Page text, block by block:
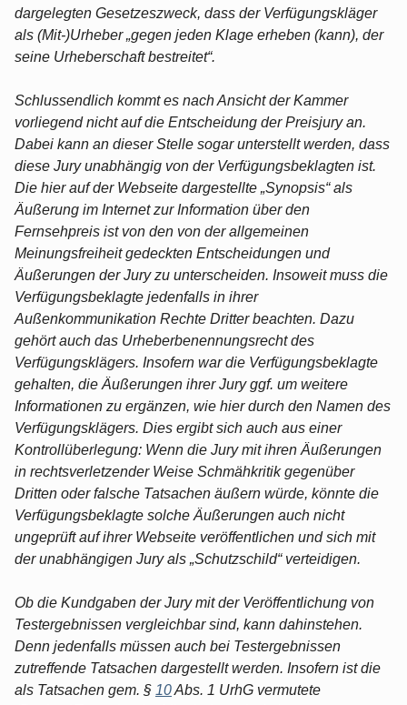
dargelegten Gesetzeszweck, dass der Verfügungskläger
als (Mit-)Urheber „gegen jeden Klage erheben (kann), der
seine Urheberschaft bestreitet“.
Schlussendlich kommt es nach Ansicht der Kammer
vorliegend nicht auf die Entscheidung der Preisjury an.
Dabei kann an dieser Stelle sogar unterstellt werden, dass
diese Jury unabhängig von der Verfügungsbeklagten ist.
Die hier auf der Webseite dargestellte „Synopsis“ als
Äußerung im Internet zur Information über den
Fernsehpreis ist von den von der allgemeinen
Meinungsfreiheit gedeckten Entscheidungen und
Äußerungen der Jury zu unterscheiden. Insoweit muss die
Verfügungsbeklagte jedenfalls in ihrer
Außenkommunikation Rechte Dritter beachten. Dazu
gehört auch das Urheberbenennungsrecht des
Verfügungsklägers. Insofern war die Verfügungsbeklagte
gehalten, die Äußerungen ihrer Jury ggf. um weitere
Informationen zu ergänzen, wie hier durch den Namen des
Verfügungsklägers. Dies ergibt sich auch aus einer
Kontrollüberlegung: Wenn die Jury mit ihren Äußerungen
in rechtsverletzender Weise Schmähkritik gegenüber
Dritten oder falsche Tatsachen äußern würde, könnte die
Verfügungsbeklagte solche Äußerungen auch nicht
ungeprüft auf ihrer Webseite veröffentlichen und sich mit
der unabhängigen Jury als „Schutzschild“ verteidigen.
Ob die Kundgaben der Jury mit der Veröffentlichung von
Testergebnissen vergleichbar sind, kann dahinstehen.
Denn jedenfalls müssen auch bei Testergebnissen
zutreffende Tatsachen dargestellt werden. Insofern ist die
als Tatsachen gem. § 10Abs. 1 UrhG vermutete